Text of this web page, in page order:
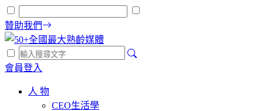
贊助我們
會員登入
人 物
CEO生活學